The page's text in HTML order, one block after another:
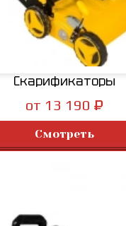
Скарификаторы
от 13 190 ₽
Смотреть